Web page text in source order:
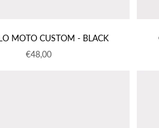
MOTO CUSTOM - BLACK
Prezzo scontato
€48,00